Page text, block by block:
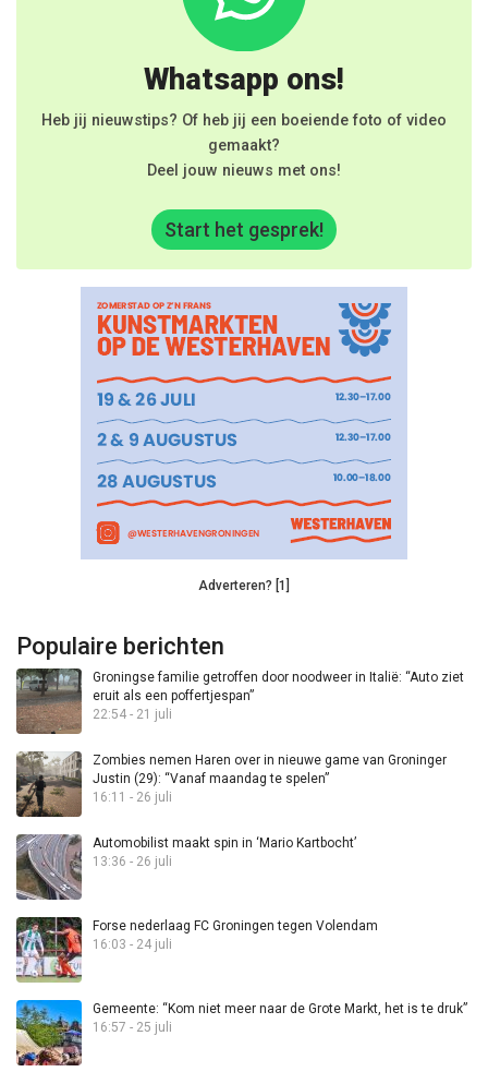
Whatsapp ons!
Heb jij nieuwstips? Of heb jij een boeiende foto of video
gemaakt?
Deel jouw nieuws met ons!
Start het gesprek!
Adverteren? [1]
Populaire berichten
Groningse familie getroffen door noodweer in Italië: “Auto ziet
eruit als een poffertjespan”
22:54 - 21 juli
Zombies nemen Haren over in nieuwe game van Groninger
Justin (29): “Vanaf maandag te spelen”
16:11 - 26 juli
Automobilist maakt spin in ‘Mario Kartbocht’
13:36 - 26 juli
Forse nederlaag FC Groningen tegen Volendam
16:03 - 24 juli
Gemeente: “Kom niet meer naar de Grote Markt, het is te druk”
16:57 - 25 juli